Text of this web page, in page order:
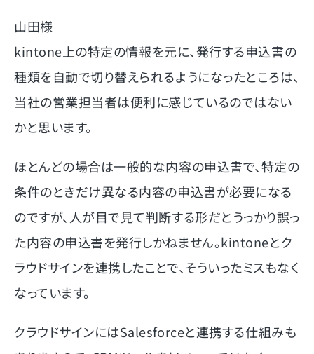
山田様
kintone上の特定の情報を元に、発行する申込書の
種類を自動で切り替えられるようになったところは、
当社の営業担当者は便利に感じているのではない
かと思います。
ほとんどの場合は一般的な内容の申込書で、特定の
条件のときだけ異なる内容の申込書が必要になる
のですが、人が目で見て判断する形だとうっかり誤っ
た内容の申込書を発行しかねません。kintoneとク
ラウドサインを連携したことで、そういったミスもなく
なっています。
クラウドサインにはSalesforceと連携する仕組みも